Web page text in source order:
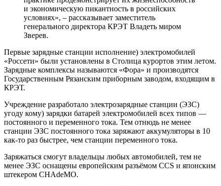
и экономическую пикантность в российских
условиях», – рассказывает заместитель
генерального директора КРЭТ Владеть миром
Зверев.
Первые зарядные станции исполнение) электромобилей
«Россети» были установлены в Столица курортов этим летом.
Зарядные комплексы называются «Фора» и производятся
Государственным Рязанским приборным заводом, входящим в
КРЭТ.
Учреждение разработало электрозарядные станции (ЭЗС)
угоду кому) зарядки батарей электромобилей всех типов —
постоянного и переменного тока. Тем отнюдь не менее
станции ЭЗС постоянного тока заряжают аккумуляторы в 10
как-то раз быстрее, чем станции переменного тока.
Заряжаться смогут владельцы любых автомобилей, тем не
менее ЭЗС оснащены европейским разъёмом CCS и японским
штекером CHAdeMO.